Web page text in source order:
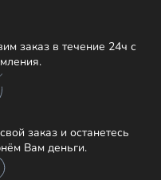
заказ в течение 24ч с
заказ и останетесь
Вам деньги.